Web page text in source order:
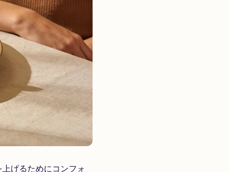
げるためにコンフォ